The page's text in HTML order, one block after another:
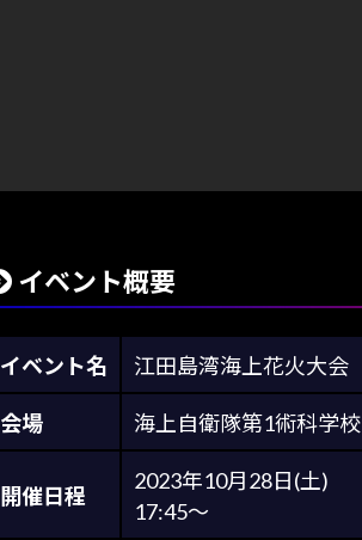
イベント概要
イベント名 江田島湾海上花火大会
会場 海上自衛隊第1術科学校
開催日程
2023年10月28日(土)
17:45～